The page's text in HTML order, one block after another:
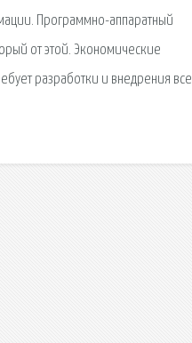
Программно-аппаратный
от этой. Экономические
разработки и внедрения все